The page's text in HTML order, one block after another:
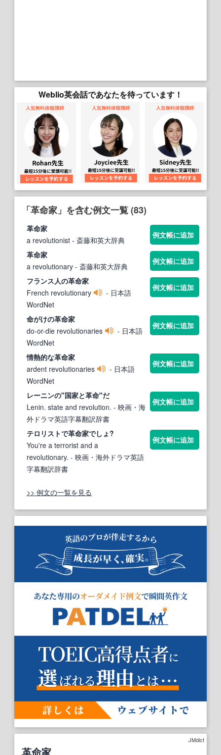
Weblio英会話であなたを待っています！
「革命家」を含む例文一覧 (83)
革命家
a revolutionist - 斎藤和英大辞典
例文帳に追加
革命家
a revolutionary - 斎藤和英大辞典
例文帳に追加
フランス人の革命家
French revolutionary
- 日本語
WordNet
例文帳に追加
命がけの革命家
do-or-die revolutionaries
- 日本語
WordNet
例文帳に追加
情熱的な革命家
ardent revolutionaries
- 日本語
WordNet
例文帳に追加
レーニンの"国家と革命"だ
Lenin. state and revolution. - 映画・海
外ドラマ英語字幕翻訳辞書
例文帳に追加
テロリストで革命家でしょ?
You're a terrorist and a
revolutionary. - 映画・海外ドラマ英語
字幕翻訳辞書
例文帳に追加
>> 例文の一覧を見る
JMdict
革命家